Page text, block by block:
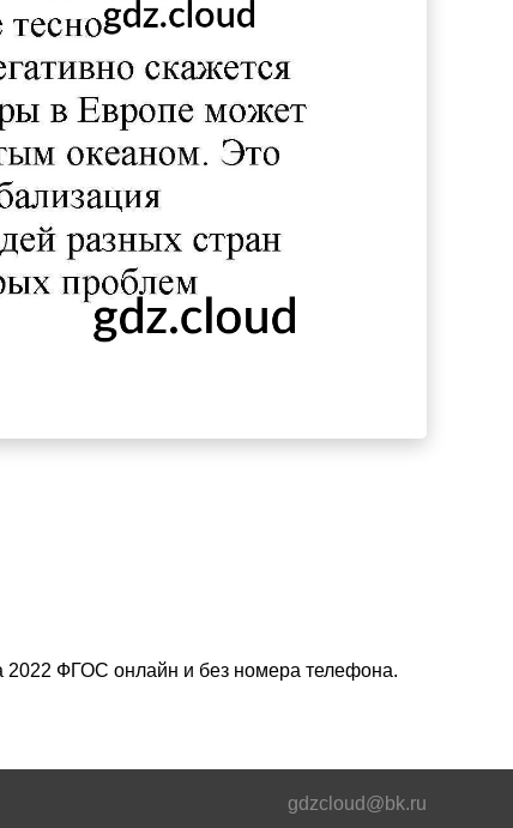
2022 ФГОС онлайн и без номера телефона.
gdzcloud@bk.ru